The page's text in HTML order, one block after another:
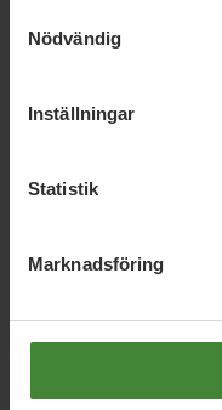
Nödvändig
Inställningar
Statistik
Marknadsföring
Bjurholm